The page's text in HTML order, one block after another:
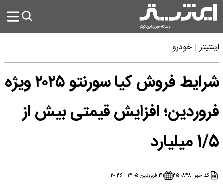
شرایط فروش کیا سورنتو ۲۰۲۵ ویژه
افزایش قیمتی بیش از
۳۱ فروردین ۱۴۰۵ - ۲۰:۴۶